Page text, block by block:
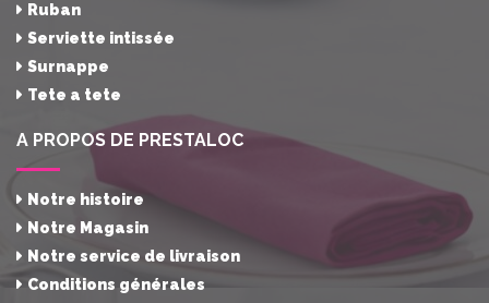
Ruban
Serviette intissée
Surnappe
Tete a tete
A PROPOS DE PRESTALOC
Notre histoire
Notre Magasin
Notre service de livraison
Conditions générales